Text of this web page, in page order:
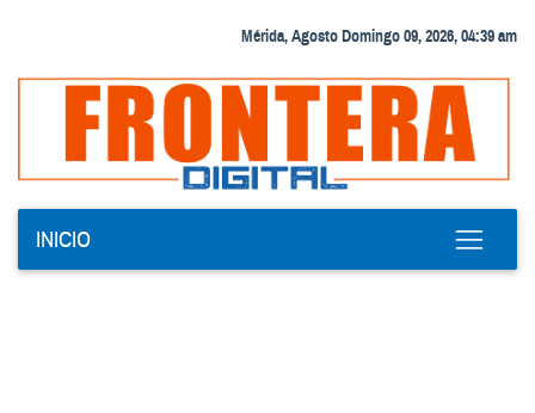
Mérida, Agosto Domingo 09, 2026, 04:39 am
INICIO